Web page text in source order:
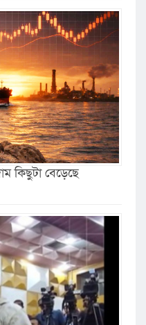
কিছুটা বেড়েছে